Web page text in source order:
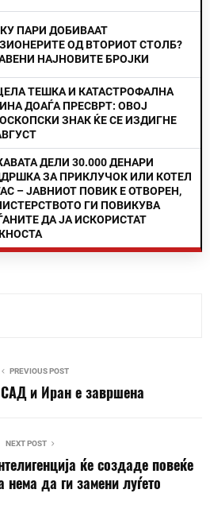
ПАРИ ДОБИВААТ
ОД ВТОРИОТ СТОЛБ?
НАЈНОВИТЕ БРОЈКИ
ТЕШКА И КАТАСТРОФАЛНА
ДОАЃА ПРЕСВРТ: ОВОЈ
ЗНАК ЌЕ СЕ ИЗДИГНЕ
ДЕЛИ 30.000 ДЕНАРИ
ЗА ПРИКЛУЧОК ИЛИ КОТЕЛ
– ЈАВНИОТ ПОВИК Е ОТВОРЕН,
ГИ ПОВИКУВА
ДА ЈА ИСКОРИСТАТ
PREVIOUS POST
САД и Иран е завршена
NEXT POST
ќе создаде повеќе
нема да ги замени луѓето